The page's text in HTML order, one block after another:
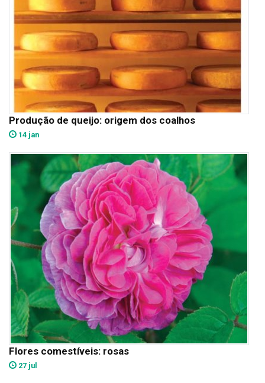
Produção de queijo: origem dos coalhos
14 jan
Flores comestíveis: rosas
27 jul